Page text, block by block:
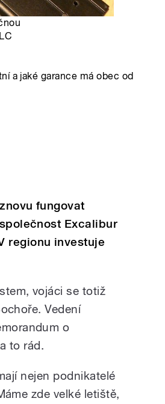
a jaké garance má obec od
fungovat
Excalibur
regionu investuje
vojáci se totiž
Vedení
o
to rád.
nejen podnikatelé
zde velké letiště,